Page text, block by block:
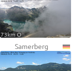
73km O
Samerberg